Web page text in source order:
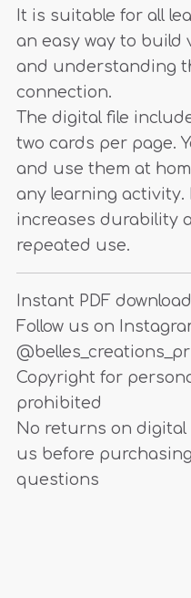
It is suitable for all
an easy way to build
and understanding
connection.
The digital file
two cards per page.
and use them at
any learning
increases durability
repeated use.
Instant PDF
Follow us on
Copyright for
prohibited
No returns on
us before
questions